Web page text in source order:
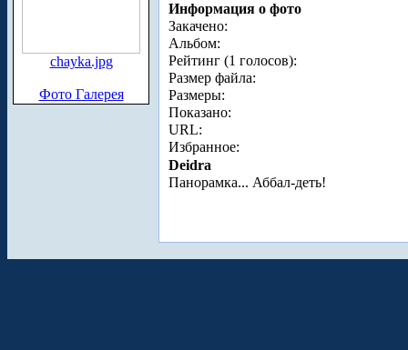
chayka.jpg
Фото Галерея
Информация о фото
Закачено:
Альбом:
Рейтинг (1 голосов):
Размер файла:
Размеры:
Показано:
URL:
Избранное:
Deidra
Панорамка... Аббал-деть!